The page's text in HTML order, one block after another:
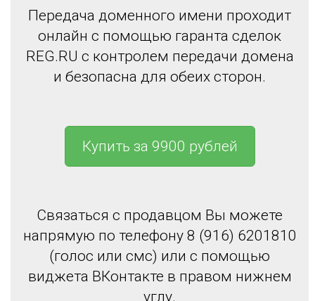
Передача доменного имени проходит
онлайн с помощью гаранта сделок
REG.RU с контролем передачи домена
и безопасна для обеих сторон.
Купить за 9900 рублей
Связаться с продавцом Вы можете
напрямую по телефону 8 (916) 6201810
(голос или смс) или с помощью
виджета ВКонтакте в правом нижнем
углу.